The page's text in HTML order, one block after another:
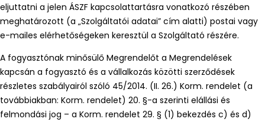
eljuttatni a jelen ÁSZF kapcsolattartásra vonatkozó részében
meghatározott (a „Szolgáltatói adatai” cím alatti) postai vagy
e-mailes elérhetőségeken keresztül a Szolgáltató részére.
A fogyasztónak minősülő Megrendelőt a Megrendelések
kapcsán a fogyasztó és a vállalkozás közötti szerződések
részletes szabályairól szóló 45/2014. (II. 26.) Korm. rendelet (a
továbbiakban: Korm. rendelet) 20. §-a szerinti elállási és
felmondási jog – a Korm. rendelet 29. § (1) bekezdés c) és d)